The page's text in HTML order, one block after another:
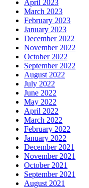
April 2023
March 2023
February 2023
January 2023
December 2022
November 2022
October 2022
September 2022
August 2022
July 2022
June 2022
May 2022
April 2022
March 2022
February 2022
January 2022
December 2021
November 2021
October 2021
September 2021
August 2021